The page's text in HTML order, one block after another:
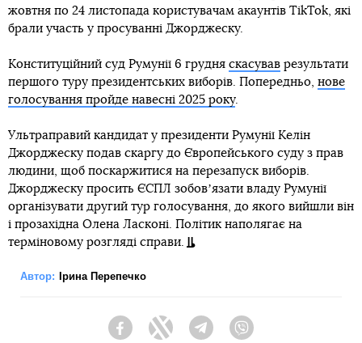
жовтня по 24 листопада користувачам акаунтів TikTok, які
брали участь у просуванні Джорджеску.
Конституційний суд Румунії 6 грудня скасував результати
першого туру президентських виборів. Попередньо, нове
голосування пройде навесні 2025 року.
Ультраправий кандидат у президенти Румунії Келін
Джорджеску подав скаргу до Європейського суду з прав
людини, щоб поскаржитися на перезапуск виборів.
Джорджеску просить ЄСПЛ зобовʼязати владу Румунії
організувати другий тур голосування, до якого вийшли він
і прозахідна Олена Ласконі. Політик наполягає на
терміновому розгляді справи.
Автор: Ірина Перепечко
FacebookTwitter Telegram